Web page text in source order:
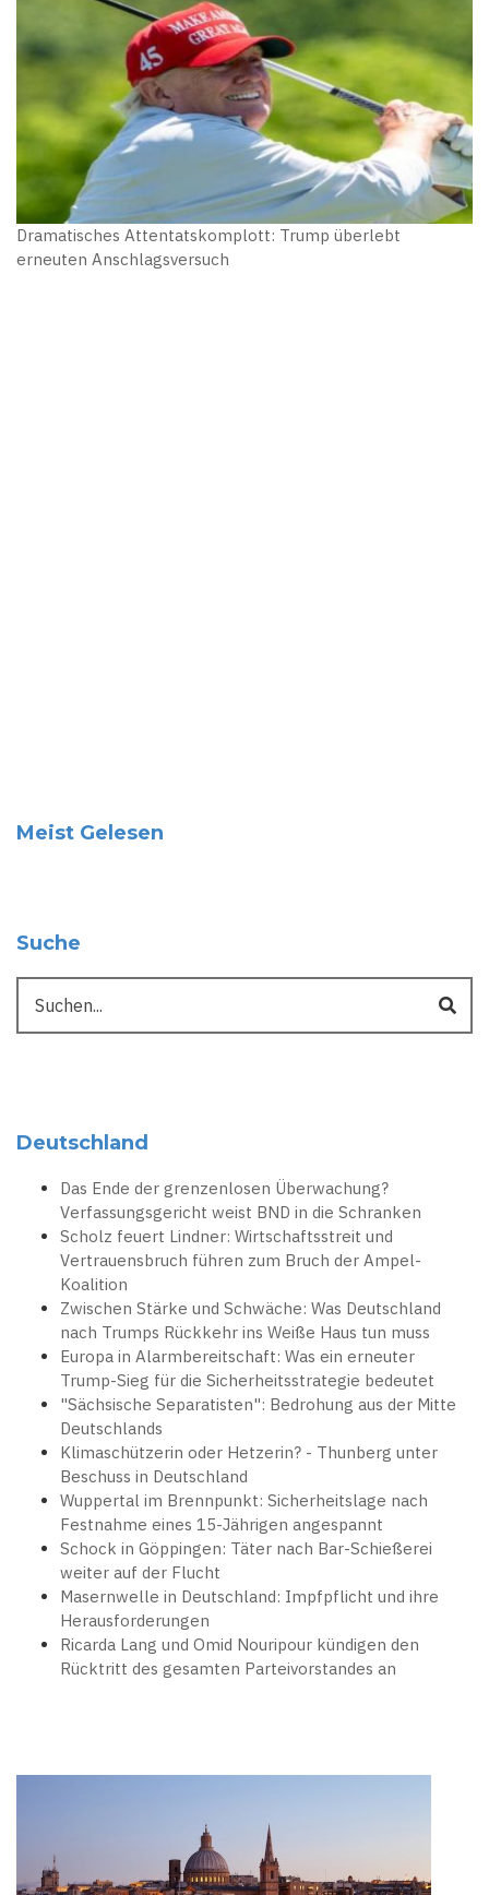
Dramatisches Attentatskomplott: Trump überlebt
erneuten Anschlagsversuch
Meist Gelesen
Suche
Deutschland
Das Ende der grenzenlosen Überwachung?
Verfassungsgericht weist BND in die Schranken
Scholz feuert Lindner: Wirtschaftsstreit und
Vertrauensbruch führen zum Bruch der Ampel-
Koalition
Zwischen Stärke und Schwäche: Was Deutschland
nach Trumps Rückkehr ins Weiße Haus tun muss
Europa in Alarmbereitschaft: Was ein erneuter
Trump-Sieg für die Sicherheitsstrategie bedeutet
"Sächsische Separatisten": Bedrohung aus der Mitte
Deutschlands
Klimaschützerin oder Hetzerin? - Thunberg unter
Beschuss in Deutschland
Wuppertal im Brennpunkt: Sicherheitslage nach
Festnahme eines 15-Jährigen angespannt
Schock in Göppingen: Täter nach Bar-Schießerei
weiter auf der Flucht
Masernwelle in Deutschland: Impfpflicht und ihre
Herausforderungen
Ricarda Lang und Omid Nouripour kündigen den
Rücktritt des gesamten Parteivorstandes an